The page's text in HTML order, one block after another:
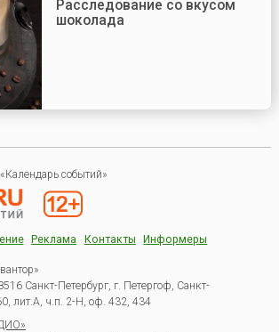
Расследование со вкусом
шоколада
событий»
Реклама Контакты Информеры
Санкт-Петербург, г. Петергоф, Санкт-
лит.А, ч.п. 2-Н, оф. 432, 434